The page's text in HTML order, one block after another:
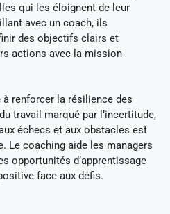
qui les éloignent de leur
avec un coach, ils
des objectifs clairs et
actions avec la mission
renforcer la résilience des
travail marqué par l’incertitude,
échecs et aux obstacles est
Le coaching aide les managers
opportunités d’apprentissage
face aux défis.